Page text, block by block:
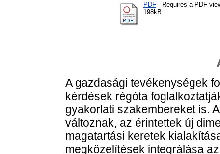
PDF - Requires a PDF
198kB
A gazdasági tevékenységek
kérdések régóta
gyakorlati szakembereket is.
változnak, az érintettek új
magatartási keretek
megközelítések integrálása